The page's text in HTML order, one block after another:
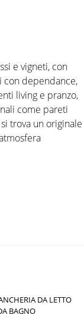
e vigneti, con
con dependance,
living e pranzo,
come pareti
trova un originale
DA LETTO
BAGNO